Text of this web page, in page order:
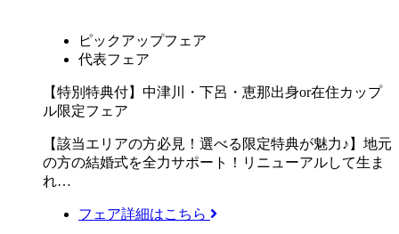
ピックアップフェア
代表フェア
【特別特典付】中津川・下呂・恵那出身or在住カップ
ル限定フェア
【該当エリアの方必見！選べる限定特典が魅力♪】地元
の方の結婚式を全力サポート！リニューアルして生ま
れ…
フェア詳細はこちら